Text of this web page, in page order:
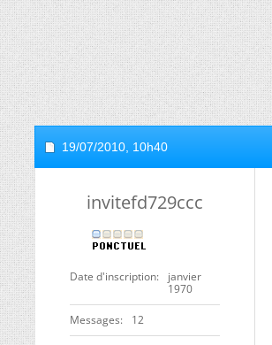
19/07/2010, 10h40
invitefd729ccc
Date d'inscription
janvier
1970
Messages 12